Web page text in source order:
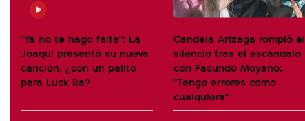
"Ya no te hago falta": La
Joaqui presentó su nueva
canción, ¿con un palito
para Luck Ra?
Candela Arizaga rompió el
silencio tras el escándalo
con Facundo Moyano:
"Tengo errores como
cualquiera"